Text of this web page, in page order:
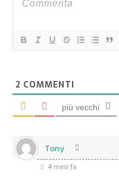
2 COMMENTI
più vecchi
Tony
4 mesi fa